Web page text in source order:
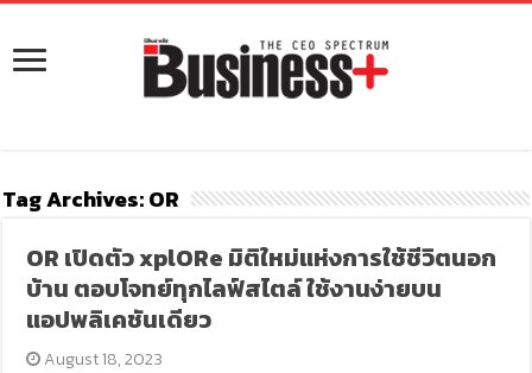
Tag Archives:OR
OR เปิดตัว xplORe มิติใหม่แห่งการใช้ชีวิตนอก
บ้าน ตอบโจทย์ทุกไลฟ์สไตล์ ใช้งานง่ายบน
แอปพลิเคชันเดียว
August 18, 2023